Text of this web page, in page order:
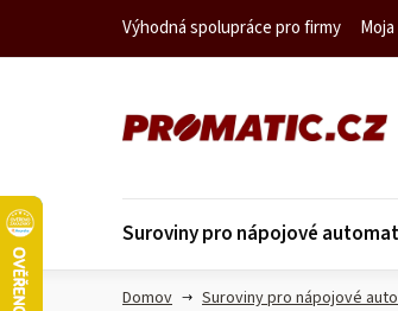
obsah
Výhodná spolupráce pro firmy
Suroviny pro nápojové
Domov Suroviny pro nápojové